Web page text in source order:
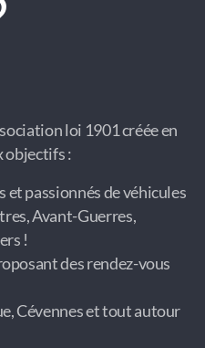
loi 1901 créée en
objectifs :
et passionnés de véhicules
Avant-Guerres,
!
des rendez-vous
Cévennes et tout autour